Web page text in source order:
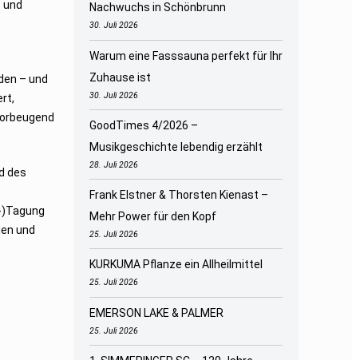
– und
des
und
Nachwuchs in Schönbrunn
30. Juli 2026
Warum eine Fasssauna perfekt für Ihr
Zuhause ist
30. Juli 2026
GoodTimes 4/2026 –
Musikgeschichte lebendig erzählt
28. Juli 2026
Frank Elstner & Thorsten Kienast –
Mehr Power für den Kopf
25. Juli 2026
KURKUMA Pflanze ein Allheilmittel
25. Juli 2026
EMERSON LAKE & PALMER
25. Juli 2026